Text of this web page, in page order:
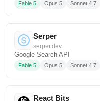
Fable 5 Opus 5 Sonnet 4.7
Serper
serper.dev
Google Search API
Fable 5 Opus 5 Sonnet 4.7
React Bits